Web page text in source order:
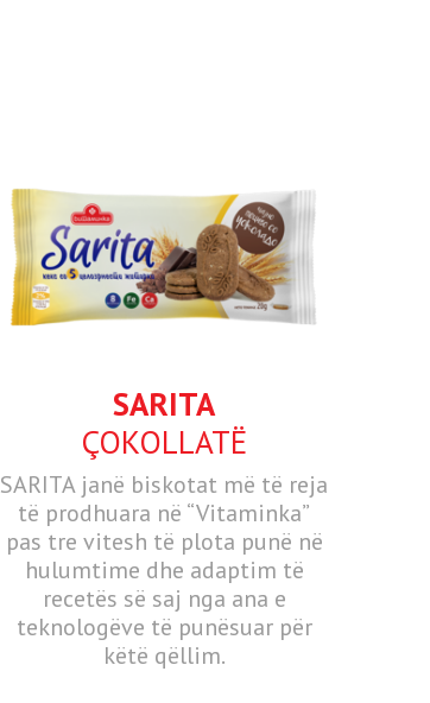
SARITA
ÇOKOLLATË
SARITA janë biskotat më të reja
të prodhuara në “Vitaminka”
pas tre vitesh të plota punë në
hulumtime dhe adaptim të
recetës së saj nga ana e
teknologëve të punësuar për
këtë qëllim.